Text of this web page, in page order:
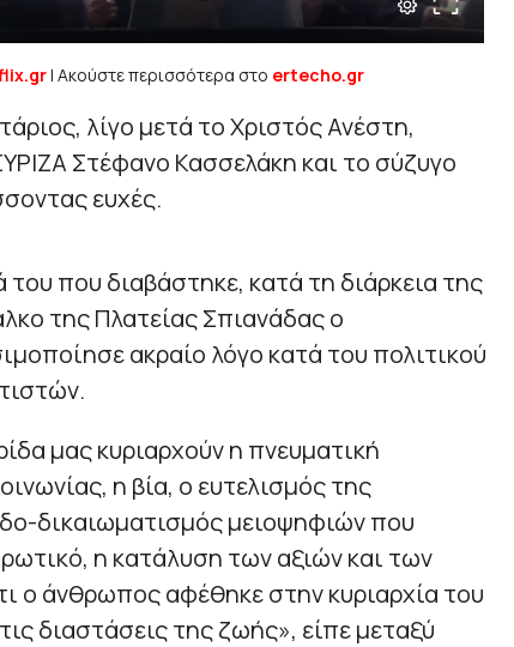
| Ακούστε περισσότερα στο ertecho.gr
λίγο μετά το Χριστός Ανέστη,
Στέφανο Κασσελάκη και το σύζυγο
ευχές.
που διαβάστηκε, κατά τη διάρκεια της
της Πλατείας Σπιανάδας ο
ακραίο λόγο κατά του πολιτικού
μας κυριαρχούν η πνευματική
η βία, ο ευτελισμός της
δικαιωματισμός μειοψηφιών που
η κατάλυση των αξιών και των
ο άνθρωπος αφέθηκε στην κυριαρχία του
διαστάσεις της ζωής», είπε μεταξύ